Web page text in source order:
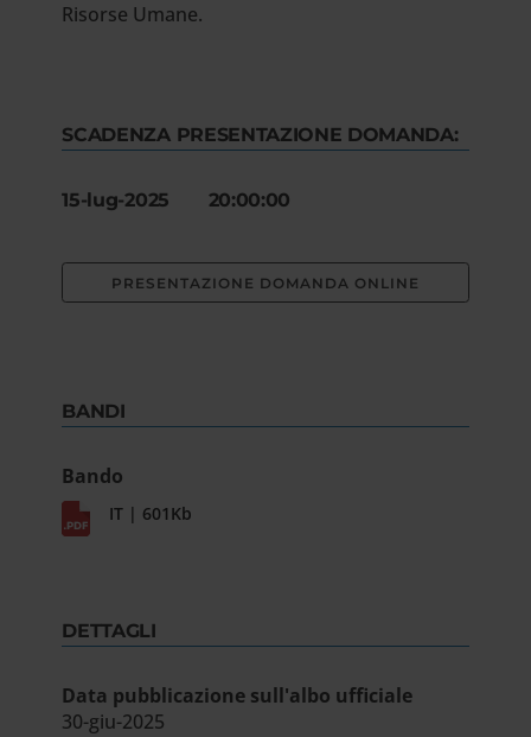
Risorse Umane.
SCADENZA PRESENTAZIONE DOMANDA:
15-lug-2025 20:00:00
PRESENTAZIONE DOMANDA ONLINE
BANDI
Bando
IT | 601Kb
DETTAGLI
Data pubblicazione sull'albo ufficiale
30-giu-2025